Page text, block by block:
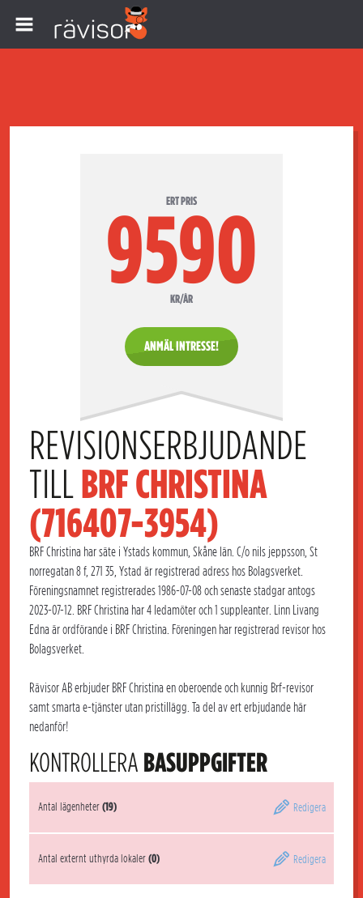
ERT PRIS
9590
KR/ÅR
ANMÄL INTRESSE!
REVISIONSERBJUDANDE
TILL BRF CHRISTINA
(716407-3954)
BRF Christina har säte i Ystads kommun, Skåne län. C/o nils jeppsson, St
norregatan 8 f, 271 35, Ystad är registrerad adress hos Bolagsverket.
Föreningsnamnet registrerades 1986-07-08 och senaste stadgar antogs
2023-07-12. BRF Christina har 4 ledamöter och 1 suppleanter. Linn Livang
Edna är ordförande i BRF Christina. Föreningen har registrerad revisor hos
Bolagsverket.
Rävisor AB erbjuder BRF Christina en oberoende och kunnig Brf-revisor
samt smarta e-tjänster utan pristillägg. Ta del av ert erbjudande här
nedanför!
KONTROLLERA BASUPPGIFTER
Antal lägenheter(19) Redigera
Antal externt uthyrda lokaler(0) Redigera